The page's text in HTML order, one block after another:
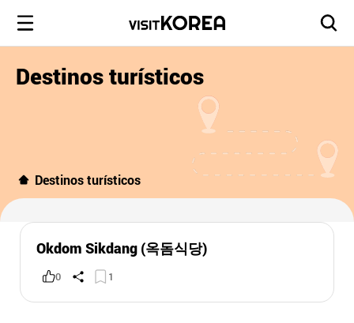
Destinos turísticos
Destinos turísticos
Okdom Sikdang (옥돔식당)
0 1